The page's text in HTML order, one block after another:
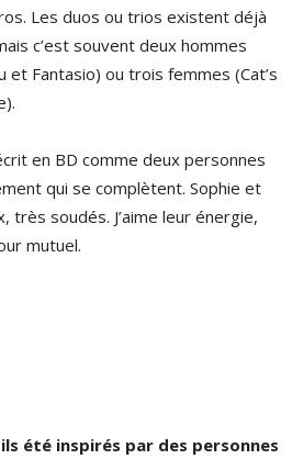
Les duos ou trios existent déjà
c’est souvent deux hommes
et Fantasio) ou trois femmes (Cat’s
en BD comme deux personnes
qui se complètent. Sophie et
très soudés. J’aime leur énergie,
mutuel.
été inspirés par des personnes